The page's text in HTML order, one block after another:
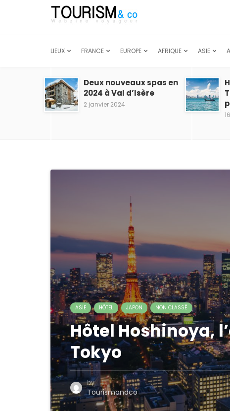
LIEUX FRANCE EUROPE AFRIQUE ASIE
Deux nouveaux spas en
2024 à Val d’Isère
2 janvier 2024
ASIE HÔTEL JAPON NON CLASSÉ
Hôtel Hoshinoya,
Tokyo
by
Tourismandco